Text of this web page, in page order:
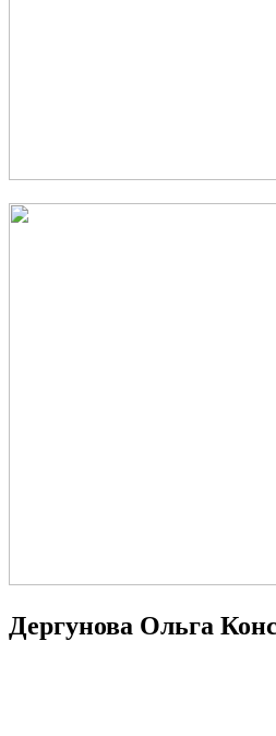
Дергунова Ольга